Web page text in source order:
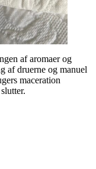
af ​​aromaer og
af druerne og manuel
maceration